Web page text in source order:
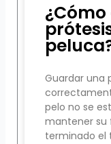
Guardar una
pelo no se
mantener su
terminado